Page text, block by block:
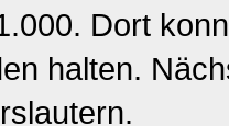
Dort
halten.